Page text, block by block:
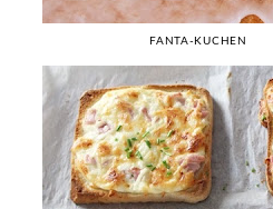
FANTA-KUCHEN